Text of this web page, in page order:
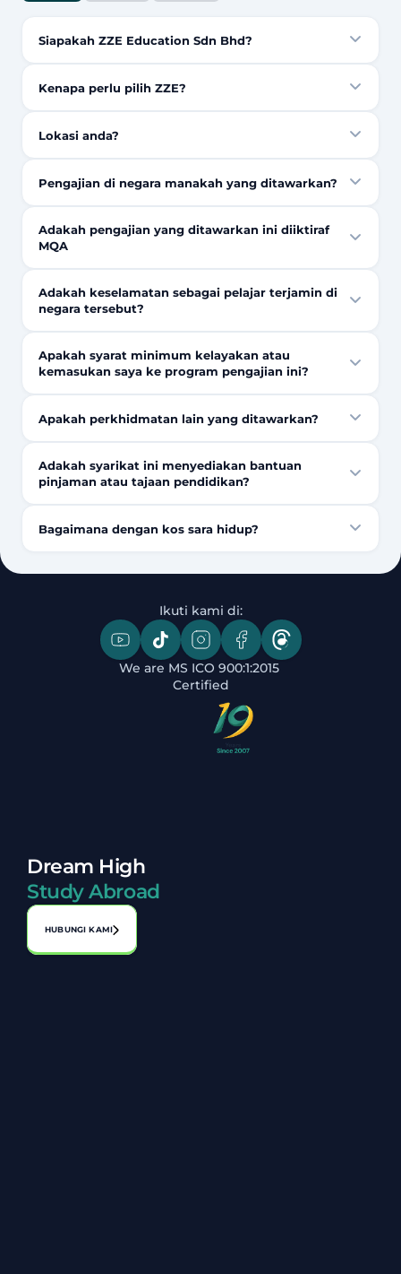
Siapakah ZZE Education Sdn Bhd?
Kenapa perlu pilih ZZE?
Lokasi anda?
Pengajian di negara manakah yang ditawarkan?
Adakah pengajian yang ditawarkan ini diiktiraf
MQA
Adakah keselamatan sebagai pelajar terjamin di
negara tersebut?
Apakah syarat minimum kelayakan atau
kemasukan saya ke program pengajian ini?
Apakah perkhidmatan lain yang ditawarkan?
Adakah syarikat ini menyediakan bantuan
pinjaman atau tajaan pendidikan?
Bagaimana dengan kos sara hidup?
Ikuti kami di:
We are MS ICO 900:1:2015
Certified
Dream High
Study Abroad
HUBUNGI KAMI